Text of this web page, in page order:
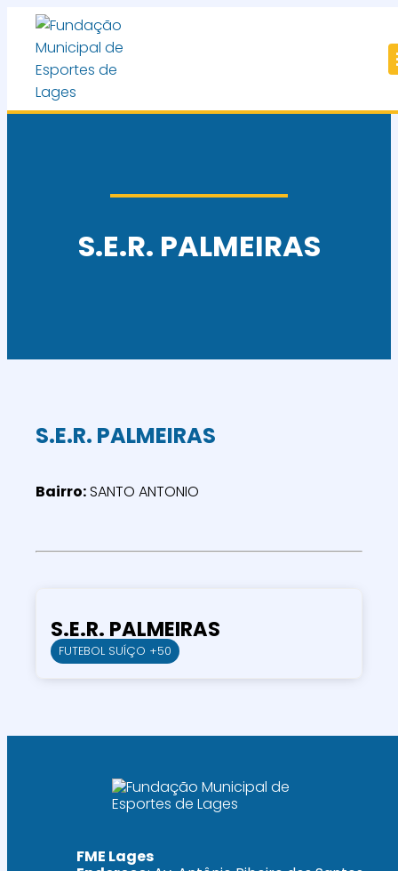
S.E.R. PALMEIRAS
S.E.R. PALMEIRAS
Bairro:SANTO ANTONIO
S.E.R. PALMEIRAS
FUTEBOL SUÍÇO +50
FME Lages